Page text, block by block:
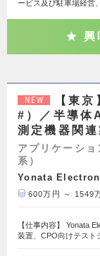
ービス及び駐車場経営
興
NEW
【東
#）／半導体
測定機器関連
アプリケーシ
系）
Yonata
600万円 ～ 1549
【仕事内容】 Yonata
装置、CPO向けテスト